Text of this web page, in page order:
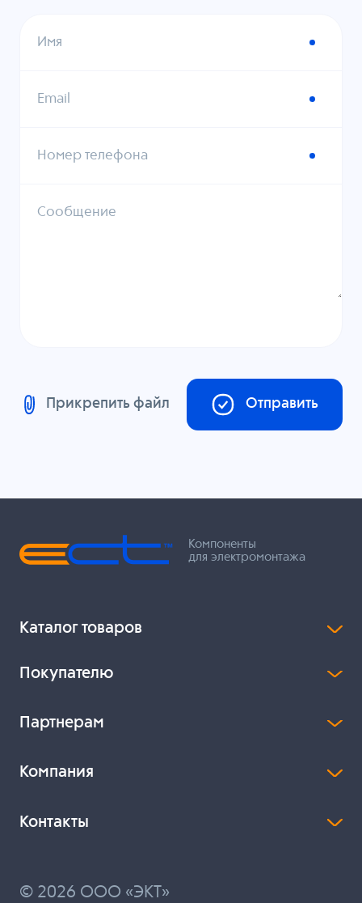
Имя
Email
Номер телефона
Сообщение
Прикрепить файл Отправить
Компоненты
для электромонтажа
Каталог товаров
Покупателю
Партнерам
Компания
Контакты
© 2026 ООО «ЭКТ»